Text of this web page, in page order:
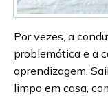
Por vezes, a
problemática e a
aprendizagem.
limpo em casa,